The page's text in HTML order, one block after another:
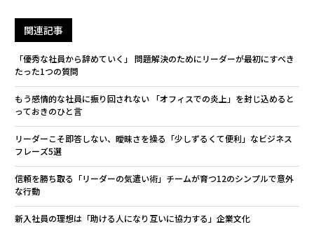
関連記事
「優秀な社員から辞めていく」 問題解決のためにリーダーが最初にすべき
たった1つの質問
もう感情的な社員に振り回されない 「オフィスでの炎上」を封じ込めると
っておきのひと言
リーダーこそ即答しない、曖昧さを操る「少しずるくて便利」なビジネス
フレーズ5選
信頼を勝ち取る「リーダーの気遣い術」チームが育つ12のシンプルで意外
な行動
新入社員の理想は「助ける人になり互いに協力する」企業文化